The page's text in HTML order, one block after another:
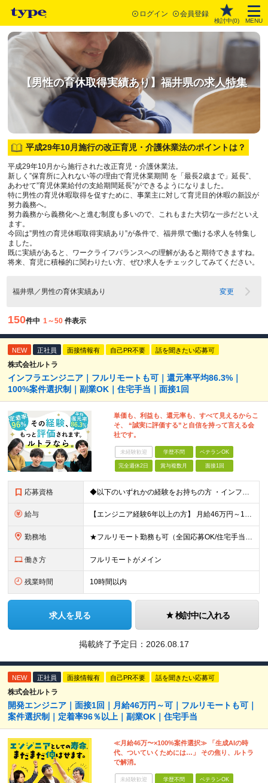
ログイン 会員登録
検討中(0) MENU
【男性の育休取得実績あり】福井県の求人特集
平成29年10月施行の改正育児・介護休業法のポイントは？
平成29年10月から施行された改正育児・介護休業法。
新しく”保育所に入れない等の理由で育児休業期間 を「最長2歳まで」延長”、
あわせて”育児休業給付の支給期間延長”ができるようになりました。
特に男性の育児休暇取得を促すために、事業主に対して育児目的休暇の新設が
努力義務へ。
努力義務から義務化へと進む制度も多いので、これもまた大切な一歩だといえ
ます。
今回は”男性の育児休暇取得実績あり”が条件で、福井県で働ける求人を特集し
ました。
既に実績があると、ワークライフバランスへの理解があると期待できますね。
将来、育児に積極的に関わりたい方、ぜひ求人をチェックしてみてください。
福井県／男性の育休実績あり 変更
150件中 1～50 件表示
NEW 正社員 面接情報有 自己PR不要 話を聞きたい応募可
株式会社ルトラ
インフラエンジニア｜フルリモートも可｜還元率平均86.3%｜
100%案件選択制｜副業OK｜住宅手当｜面接1回
単価も、利益も、還元率も、すべて見えるからこ
そ、 “誠実に評価する”と自信を持って言える会
社です。
未経験歓迎 学歴不問 ベテランOK
完全週休2日 賞与複数月 面接1回
応募資格 ◆以下のいずれかの経験をお持ちの方 ・インフラ設計・構築の実務経験（オンプレ/クラウドどちらもOK） ・クラウド環境下での運用保守に関する実務経験 ◆学歴不問 ＜こんな方は特に歓迎します＞ ◎これま
給与 【エンジニア経験6年以上の方】 月給46万円～100万円（固定残業代含む） ※上記月給には月30時間分の固定残業代（月8万7,400円～月19万円）を含む。超過分は全額支給。 【エンジニア経験4年以
勤務地 ★フルリモート勤務も可（全国応募OK/住宅手当を支給します） ※案件によって常駐が必要になる場合があります。 ※希望がない限り、転勤はありません ※U・Iターン歓迎 ★ルトラの社員は全国各地で活躍中
働き方 フルリモートがメイン
残業時間 10時間以内
求人を見る 検討中に入れる
掲載終了予定日： 2026.08.17
NEW 正社員 面接情報有 自己PR不要 話を聞きたい応募可
株式会社ルトラ
開発エンジニア｜面接1回｜月給46万円～可｜フルリモートも可｜
案件選択制｜定着率96％以上｜副業OK｜住宅手当
≪月給46万〜×100%案件選択≫ 「生成AIの時
代、ついていくためには…」 その焦り、ルトラ
で解消。
未経験歓迎 学歴不問 ベテランOK